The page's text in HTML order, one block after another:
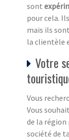
sont
pour cela.
mais ils
la clientèle
Votre
Vous
Vous
de la région
société de